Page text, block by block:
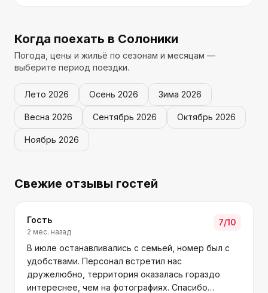
Когда поехать в Солоники
Погода, цены и жильё по сезонам и месяцам —
выберите период поездки.
Лето 2026 Осень 2026 Зима 2026
Весна 2026 Сентябрь 2026 Октябрь 2026
Ноябрь 2026
Свежие отзывы гостей
Гость
2 мес. назад
7/10
В июле останавливались с семьей, номер был с
удобствами. Персонал встретил нас
дружелюбно, территория оказалась гораздо
интереснее, чем на фотографиях. Спасибо